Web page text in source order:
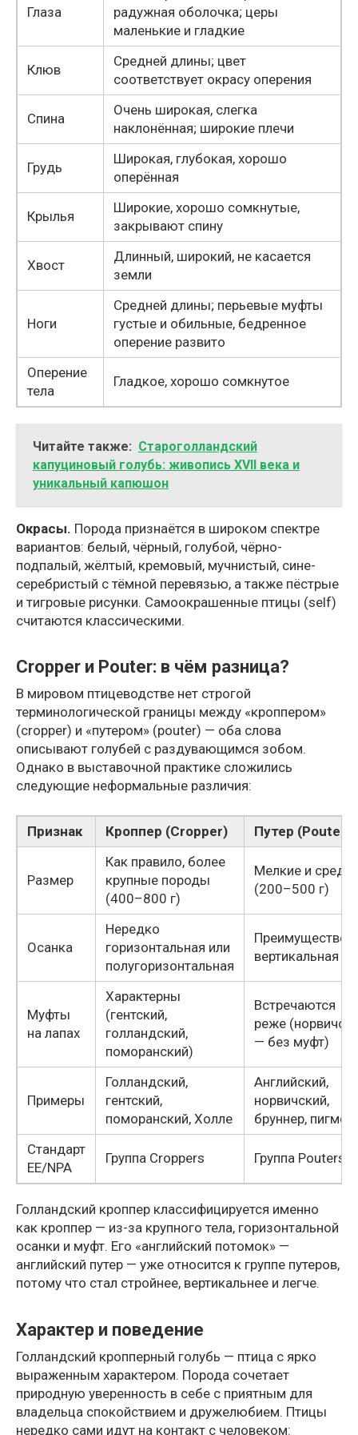
Глаза
радужная оболочка; церы
маленькие и гладкие
Клюв
Средней длины; цвет
соответствует окрасу оперения
Спина
Очень широкая, слегка
наклонённая; широкие плечи
Грудь
Широкая, глубокая, хорошо
оперённая
Крылья
Широкие, хорошо сомкнутые,
закрывают спину
Хвост
Длинный, широкий, не касается
земли
Ноги
Средней длины; перьевые муфты
густые и обильные, бедренное
оперение развито
Оперение
тела
Гладкое, хорошо сомкнутое
Читайте также: Староголландский
капуциновый голубь: живопись XVII века и
уникальный капюшон
Окрасы. Порода признаётся в широком спектре
вариантов: белый, чёрный, голубой, чёрно-
подпалый, жёлтый, кремовый, мучнистый, сине-
серебристый с тёмной перевязью, а также пёстрые
и тигровые рисунки. Самоокрашенные птицы (self)
считаются классическими.
Cropper и Pouter: в чём разница?
В мировом птицеводстве нет строгой
терминологической границы между «кроппером»
(cropper) и «путером» (pouter) — оба слова
описывают голубей с раздувающимся зобом.
Однако в выставочной практике сложились
следующие неформальные различия:
Признак Кроппер (Cropper) Путер (Pouter)
Размер
Как правило, более
крупные породы
(400–800 г)
Мелкие и
(200–500 г)
Осанка
Нередко
горизонтальная или
полугоризонтальная
вертикальная
Муфты
на лапах
Характерны
(гентский,
голландский,
поморанский)
Встречаются
реже
— без муфт)
Примеры
Голландский,
гентский,
поморанский, Холле
Английский,
норвичский,
бруннер, пигмей
Стандарт
EE/NPA
Группа Croppers Группа Pouters
Голландский кроппер классифицируется именно
как кроппер — из-за крупного тела, горизонтальной
осанки и муфт. Его «английский потомок» —
английский путер — уже относится к группе путеров,
потому что стал стройнее, вертикальнее и легче.
Характер и поведение
Голландский кропперный голубь — птица с ярко
выраженным характером. Порода сочетает
природную уверенность в себе с приятным для
владельца спокойствием и дружелюбием. Птицы
нередко сами идут на контакт с человеком: